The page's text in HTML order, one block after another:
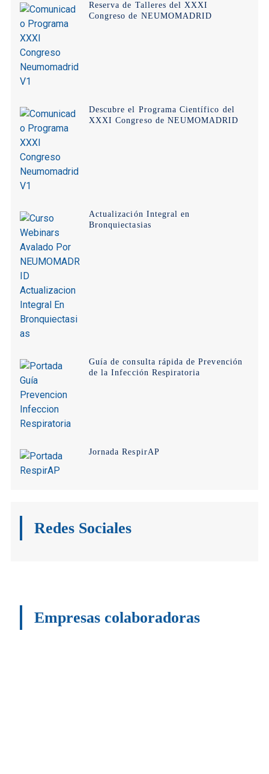
Reserva de Talleres del XXXI
Congreso de NEUMOMADRID
Descubre el Programa Científico del
XXXI Congreso de NEUMOMADRID
Actualización Integral en
Bronquiectasias
Guía de consulta rápida de Prevención
de la Infección Respiratoria
Jornada RespirAP
Redes Sociales
Empresas colaboradoras